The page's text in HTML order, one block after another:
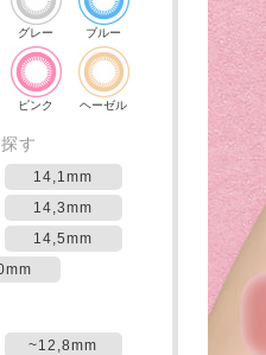
グレー ブルー
ピンク ヘーゼル
す
14,1mm
14,3mm
14,5mm
~12,8mm